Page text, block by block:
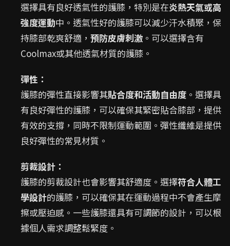
選擇具有良好透氣性的護膝，特別是在炎熱天氣或高
強度運動中。透氣性好的護膝可以減少汗水積聚，保
持膝部乾爽舒適， 預防皮膚刺激 。可以選擇含有
Coolmax或其他透氣材質的護膝。
彈性：
護膝的彈性直接影響其貼合度和活動自由度 。選擇具
有良好彈性的護膝，可以確保其緊密貼合膝部，提供
有效的支撐，同時不限制運動範圍。彈性纖維是提供
良好彈性的常見材質。
剪裁設計：
護膝的剪裁設計也會影響其舒適度。選擇符合人體工
學設計的護膝，可以確保其在運動過程中不會產生摩
擦或壓迫感。一些護膝還具有可調節的設計，可以根
據個人需求調整鬆緊度。